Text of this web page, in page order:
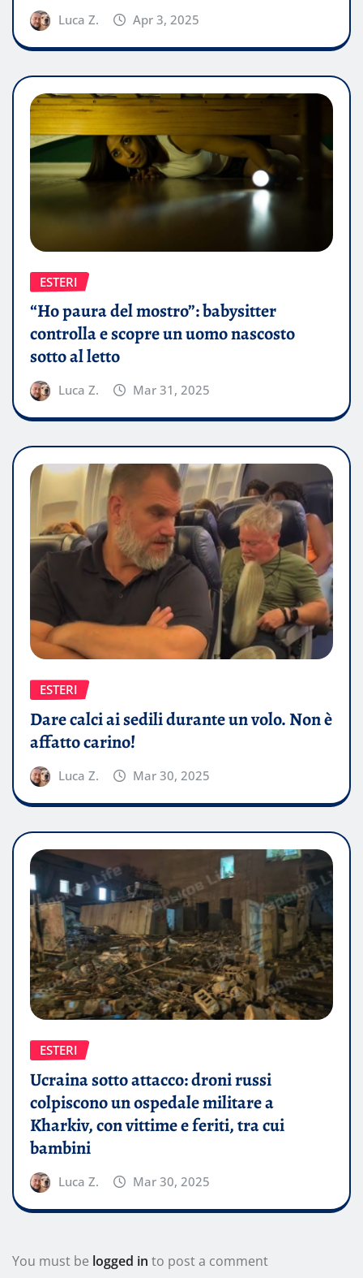
Luca Z. Apr 3, 2025
ESTERI
“Ho paura del mostro”: babysitter
controlla e scopre un uomo nascosto
sotto al letto
Luca Z. Mar 31, 2025
ESTERI
Dare calci ai sedili durante un volo. Non è
affatto carino!
Luca Z. Mar 30, 2025
ESTERI
Ucraina sotto attacco: droni russi
colpiscono un ospedale militare a
Kharkiv, con vittime e feriti, tra cui
bambini
Luca Z. Mar 30, 2025
You must be logged in to post a comment